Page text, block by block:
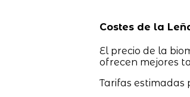
Costes de la
El precio de la
ofrecen mejores
Tarifas